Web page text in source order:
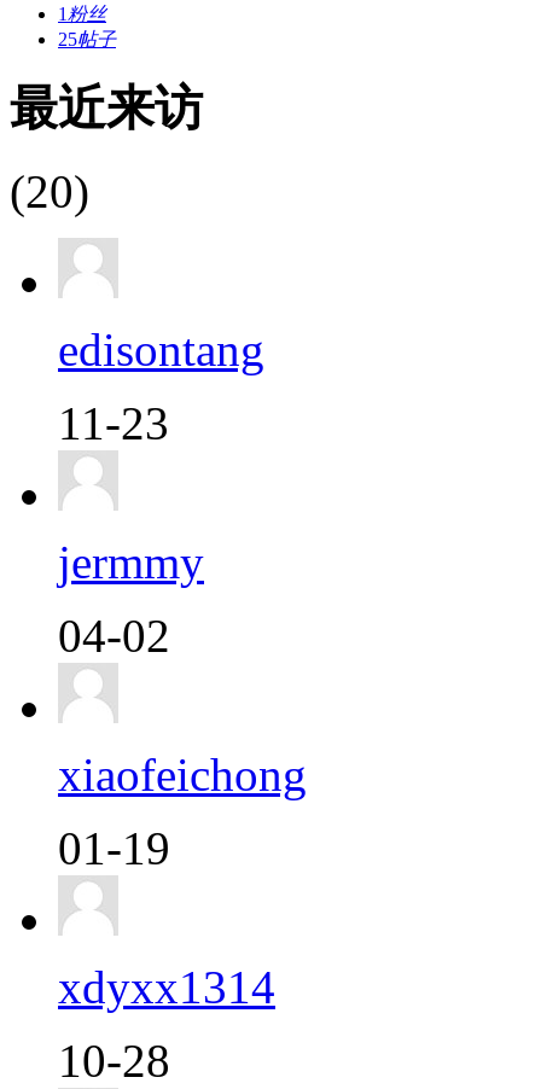
1 粉丝
25帖子
最近来访
(20)
edisontang
11-23
jermmy
04-02
xiaofeichong
01-19
xdyxx1314
10-28